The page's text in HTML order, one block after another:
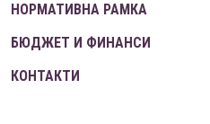
НОРМАТИВНА РАМКА
БЮДЖЕТ И ФИНАНСИ
КОНТАКТИ